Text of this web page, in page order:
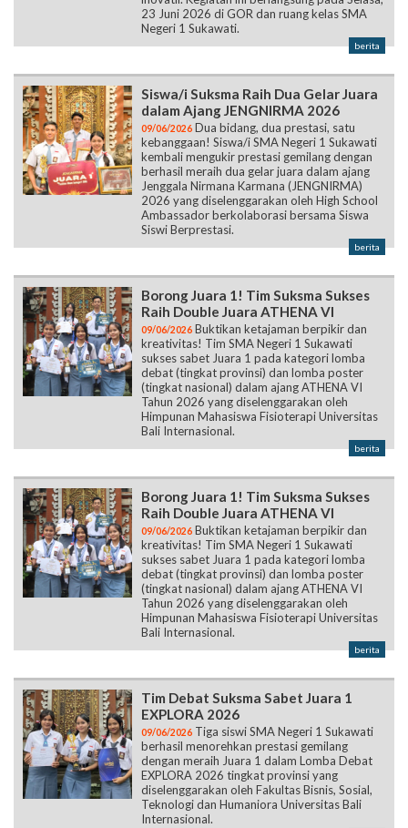
23 Juni 2026 di GOR dan ruang kelas SMA
Negeri 1 Sukawati.
berita
Siswa/i Suksma Raih Dua Gelar Juara
dalam Ajang JENGNIRMA 2026
09/06/2026 Dua bidang, dua prestasi, satu
kebanggaan! Siswa/i SMA Negeri 1 Sukawati
kembali mengukir prestasi gemilang dengan
berhasil meraih dua gelar juara dalam ajang
Jenggala Nirmana Karmana (JENGNIRMA)
2026 yang diselenggarakan oleh High School
Ambassador berkolaborasi bersama Siswa
Siswi Berprestasi.
berita
Borong Juara 1! Tim Suksma Sukses
Raih Double Juara ATHENA VI
09/06/2026 Buktikan ketajaman berpikir dan
kreativitas! Tim SMA Negeri 1 Sukawati
sukses sabet Juara 1 pada kategori lomba
debat (tingkat provinsi) dan lomba poster
(tingkat nasional) dalam ajang ATHENA VI
Tahun 2026 yang diselenggarakan oleh
Himpunan Mahasiswa Fisioterapi Universitas
Bali Internasional.
berita
Borong Juara 1! Tim Suksma Sukses
Raih Double Juara ATHENA VI
09/06/2026 Buktikan ketajaman berpikir dan
kreativitas! Tim SMA Negeri 1 Sukawati
sukses sabet Juara 1 pada kategori lomba
debat (tingkat provinsi) dan lomba poster
(tingkat nasional) dalam ajang ATHENA VI
Tahun 2026 yang diselenggarakan oleh
Himpunan Mahasiswa Fisioterapi Universitas
Bali Internasional.
berita
Tim Debat Suksma Sabet Juara 1
EXPLORA 2026
09/06/2026 Tiga siswi SMA Negeri 1 Sukawati
berhasil menorehkan prestasi gemilang
dengan meraih Juara 1 dalam Lomba Debat
EXPLORA 2026 tingkat provinsi yang
diselenggarakan oleh Fakultas Bisnis, Sosial,
Teknologi dan Humaniora Universitas Bali
Internasional.